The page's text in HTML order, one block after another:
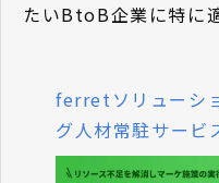
たいBtoB企業に特に
ferretソリューシ
グ人材常駐サービ